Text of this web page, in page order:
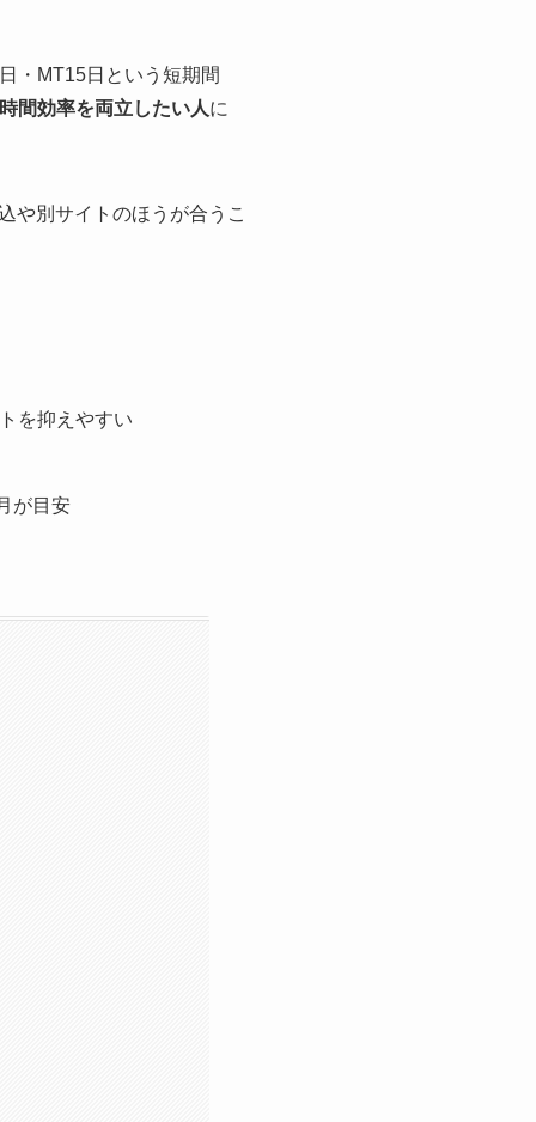
・MT15日という短期間
間効率を両立したい人に
や別サイトのほうが合うこ
を抑えやすい
が目安